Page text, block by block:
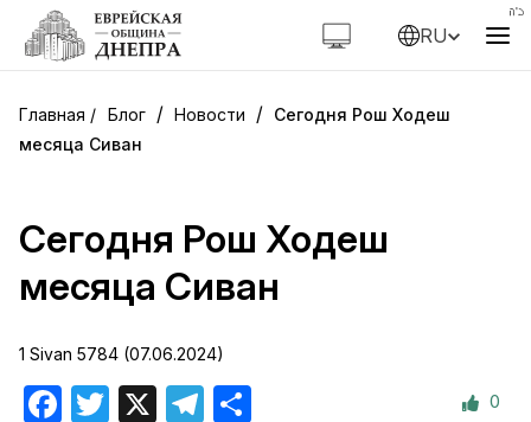
RU
Блог / Новости / Сегодня Рош Ходеш
месяца Сиван
Сегодня Рош Ходеш
месяца Сиван
1 Sivan 5784 (07.06.2024)
Facebook
Twitter Telegram 0